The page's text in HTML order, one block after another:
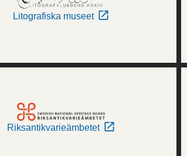
Litografiska museet
Riksantikvarieämbetet